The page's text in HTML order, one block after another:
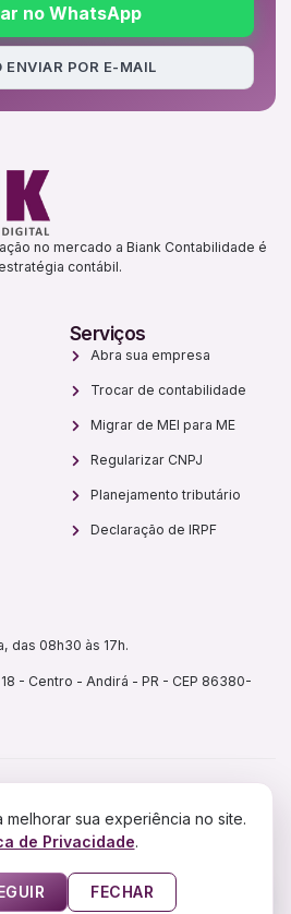
no WhatsApp
ENVIAR POR E-MAIL
no mercado a Biank Contabilidade é
contábil.
Serviços
Abra sua empresa
Trocar de contabilidade
Migrar de MEI para ME
Regularizar CNPJ
Planejamento tributário
Declaração de IRPF
das 08h30 às 17h.
- Centro - Andirá - PR - CEP 86380-
0001-46
Especializadas | Biank Contabilidade
melhorar sua experiência no site.
de Privacidade.
FECHAR